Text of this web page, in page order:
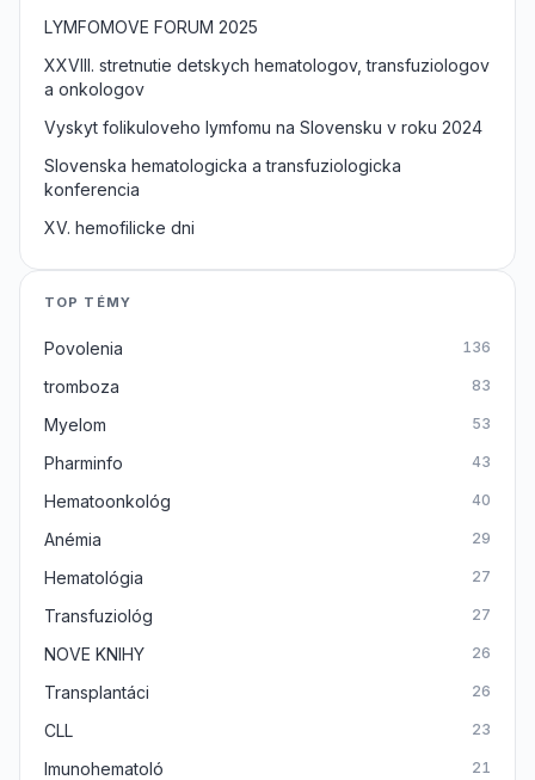
LYMFOMOVE FORUM 2025
XXVIII. stretnutie detskych hematologov, transfuziologov
a onkologov
Vyskyt folikuloveho lymfomu na Slovensku v roku 2024
Slovenska hematologicka a transfuziologicka
konferencia
XV. hemofilicke dni
TOP TÉMY
Povolenia 136
tromboza 83
Myelom 53
Pharminfo 43
Hematoonkológ 40
Anémia 29
Hematológia 27
Transfuziológ 27
NOVE KNIHY 26
Transplantáci 26
CLL 23
Imunohematoló 21